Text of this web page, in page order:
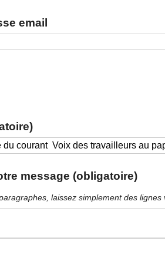
email
message (obligatoire)
laissez simplement des lignes